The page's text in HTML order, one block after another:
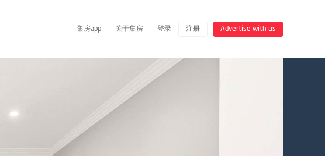
集房app 关于集房 登录 注册 Advertise with us